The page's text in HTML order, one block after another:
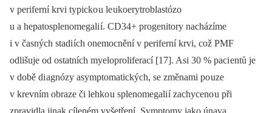
v periferní krvi typicko u le ukoerytroblastózo
u a hepatosplenomegali í. CD34+ progenitory nacházíme
i v časných stadi ích onemocnění v periferní krvi, což PMF
odlišuje od ostatních myeloproliferací [17]. Asi 30 % paci entů je
v době di agnózy asymptomatických, se změnami po uze
v krevním obraze či lehko u splenomegali í zachyceno u při
zpravidla jinak cíleném vyšetření. Symptomy jako únava,